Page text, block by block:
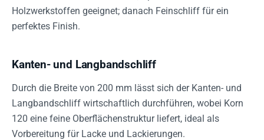
Holzwerkstoffen geeignet; danach Feinschliff für ein
perfektes Finish.
Kanten- und Langbandschliff
Durch die Breite von 200 mm lässt sich der Kanten- und
Langbandschliff wirtschaftlich durchführen, wobei Korn
120 eine feine Oberflächenstruktur liefert, ideal als
Vorbereitung für Lacke und Lackierungen.